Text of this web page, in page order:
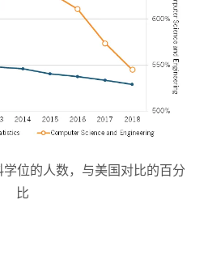
位的人数，与美国对比的百分
比